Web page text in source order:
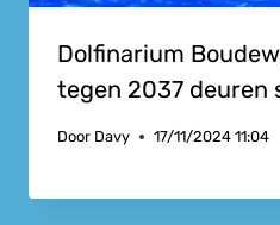
Dolfinarium
tegen 2037 deuren
Door Davy 17/11/2024 11:04